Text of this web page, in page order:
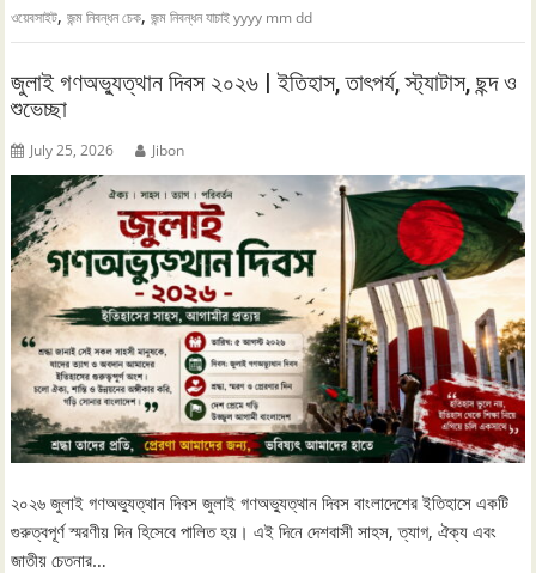
ওয়েবসাইট,জন্ম নিবন্ধন চেক,জন্ম নিবন্ধন যাচাই yyyy mm dd
জুলাই গণঅভ্যুত্থান দিবস ২০২৬ | ইতিহাস, তাৎপর্য, স্ট্যাটাস, ছন্দ ও
শুভেচ্ছা
July 25, 2026 Jibon
২০২৬ জুলাই গণঅভ্যুত্থান দিবস জুলাই গণঅভ্যুত্থান দিবস বাংলাদেশের ইতিহাসে একটি
গুরুত্বপূর্ণ স্মরণীয় দিন হিসেবে পালিত হয়। এই দিনে দেশবাসী সাহস, ত্যাগ, ঐক্য এবং
জাতীয় চেতনার…